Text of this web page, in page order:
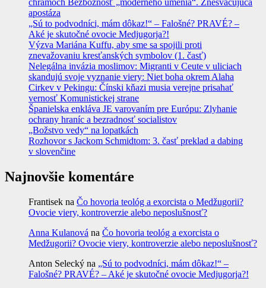
chrámoch Bezbožnosť „moderného umenia“. Znesväcujúca
apostáza
„Sú to podvodníci, mám dôkaz!“ – Falošné? PRAVÉ? –
Aké je skutočné ovocie Medjugorja?!
Výzva Mariána Kuffu, aby sme sa spojili proti
znevažovaniu kresťanských symbolov (1. časť)
Nelegálna invázia moslimov: Migranti v Ceute v uliciach
skandujú svoje vyznanie viery: Niet boha okrem Alaha
Cirkev v Pekingu: Čínski kňazi musia verejne prisahať
vernosť Komunistickej strane
Španielska enkláva JE varovaním pre Európu: Zlyhanie
ochrany hraníc a bezradnosť socialistov
„Božstvo vedy“ na lopatkách
Rozhovor s Jackom Schmidtom: 3. časť preklad a dabing
v slovenčine
Najnovšie komentáre
Frantisek na Čo hovoria teológ a exorcista o Medžugorii?
Ovocie viery, kontroverzie alebo neposlušnosť?
Anna Kulanová na Čo hovoria teológ a exorcista o
Medžugorii? Ovocie viery, kontroverzie alebo neposlušnosť?
Anton Selecký na „Sú to podvodníci, mám dôkaz!“ –
Falošné? PRAVÉ? – Aké je skutočné ovocie Medjugorja?!